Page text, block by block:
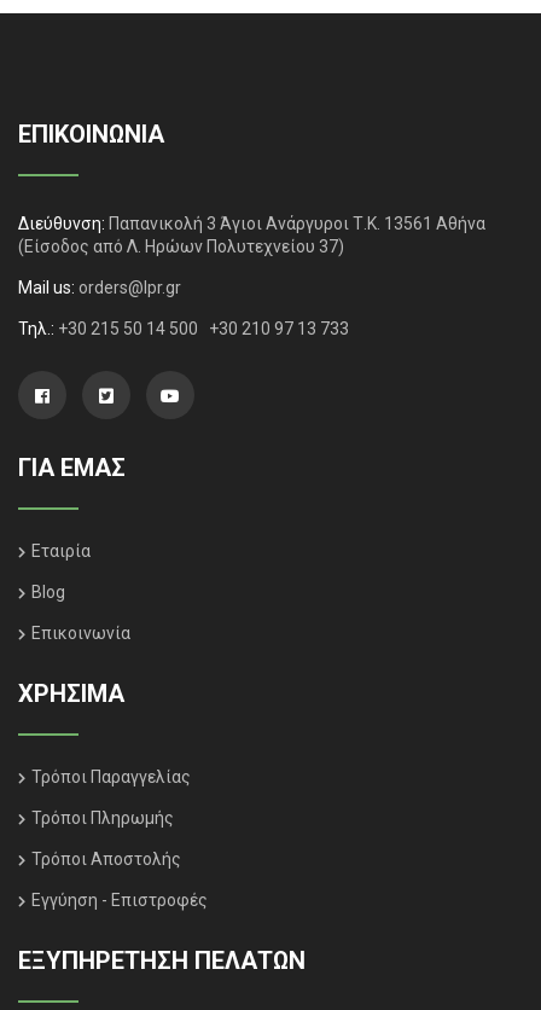
ΕΠΙΚΟΙΝΩΝΙΑ
Διεύθυνση: Παπανικολή 3 Άγιοι Ανάργυροι Τ.Κ. 13561 Αθήνα
(Είσοδος από Λ. Ηρώων Πολυτεχνείου 37)
Mail us: orders@lpr.gr
Τηλ.: +30 215 50 14 500 +30 210 97 13 733
ΓΙΑ ΕΜΑΣ
Εταιρία
Blog
Επικοινωνία
ΧΡΗΣΙΜΑ
Τρόποι Παραγγελίας
Τρόποι Πληρωμής
Τρόποι Αποστολής
Εγγύηση - Επιστροφές
ΕΞΥΠΗΡΈΤΗΣΗ ΠΕΛΑΤΏΝ